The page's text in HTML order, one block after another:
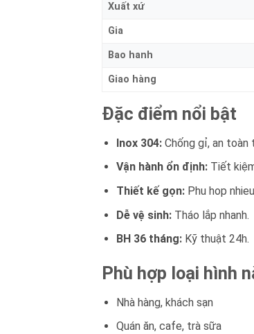
Xuất xứ
Gia
Bao hanh
Giao hàng
Đặc điểm nổi bật
Inox 304:Chống gỉ, an toàn
Vận hành ổn định:Tiết
Thiết kế gọn:Phu hop
Dễ vệ sinh:Tháo lắp nhanh.
BH 36 tháng:Kỹ thuật 24h.
Phù hợp loại hình
Nhà hàng, khách sạn
Quán ăn, cafe, trà sữa